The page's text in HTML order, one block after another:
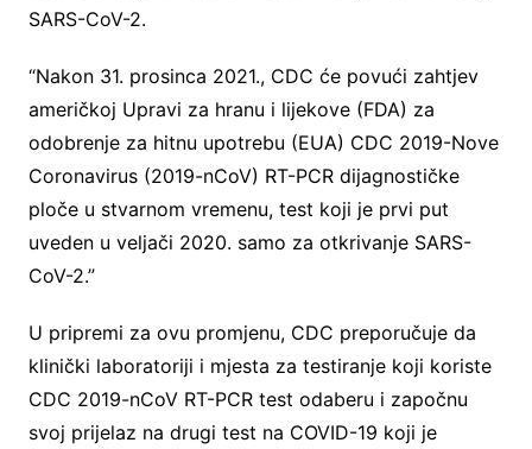
SARS-CoV-2.
“Nakon 31. prosinca 2021., CDC će povući zahtjev
američkoj Upravi za hranu i lijekove (FDA) za
odobrenje za hitnu upotrebu (EUA) CDC 2019-Nove
Coronavirus (2019-nCoV) RT-PCR dijagnostičke
ploče u stvarnom vremenu, test koji je prvi put
uveden u veljači 2020. samo za otkrivanje SARS-
CoV-2.”
U pripremi za ovu promjenu, CDC preporučuje da
klinički laboratoriji i mjesta za testiranje koji koriste
CDC 2019-nCoV RT-PCR test odaberu i započnu
svoj prijelaz na drugi test na COVID-19 koji je